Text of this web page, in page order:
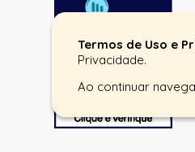
Termos de Uso e
Privacidade.
Ao continuar